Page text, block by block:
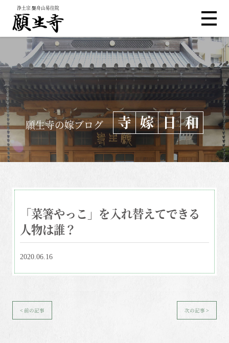
浄土宗 槃舟山易往院
願生寺の嫁ブログ 寺 嫁 日 和
「菜箸やっこ」を入れ替えてできる
人物は誰？
2020.06.16
< 前の記事 次の記事 >